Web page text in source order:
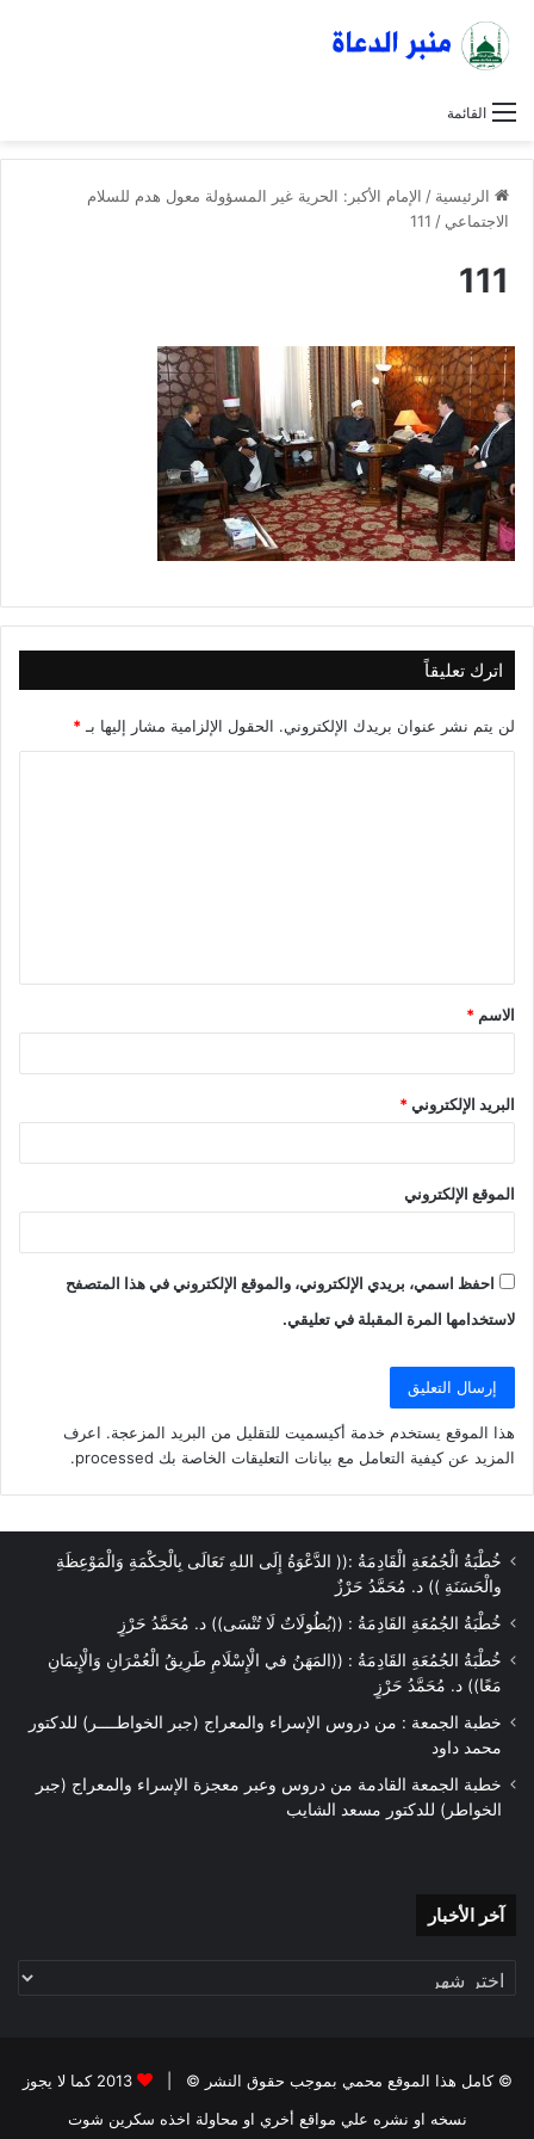
القائمة
الرئيسية / الإمام الأكبر: الحرية غير المسؤولة معول هدم للسلام
الاجتماعي /
111
111
اترك تعليقاً
لن يتم نشر عنوان بريدك الإلكتروني. الحقول الإلزامية مشار إليها بـ *
ق
*
الاسم *
البريد الإلكتروني*
الموقع الإلكتروني
احفظ اسمي، بريدي الإلكتروني، والموقع الإلكتروني في هذا المتصفح
لاستخدامها المرة المقبلة في تعليقي.
هذا الموقع يستخدم خدمة أكيسميت للتقليل من البريد المزعجة. اعرف
المزيد عن كيفية التعامل مع بيانات التعليقات الخاصة بك processed
.
خُطْبَةُ الْجُمُعَةِ الْقَادِمَةُ :(( الدَّعْوَةُ إِلَى اللهِ تَعَالَى بِالْحِكْمَةِ وَالْمَوْعِظَةِ
والْحَسَنَةِ )) د. مُحَمَّدُ حَرْزٌ
خُطْبَةُ الجُمُعَةِ القَادِمَةُ : ((بُطُولَاتٌ لَا تُنْسَى)) د. مُحَمَّدُ حَرْزٍ
خُطْبَةُ الجُمُعَةِ القَادِمَةُ : ((المَهَنُ في الْإِسْلَامِ طَرِيقُ الْعُمْرَانِ وَالْإِيمَانِ
مَعًا)) د. مُحَمَّدُ حَرْزٍ
خطبة الجمعة : من دروس الإسراء والمعراج (جبر الخواطــــر) للدكتور
محمد داود
خطبة الجمعة القادمة من دروس وعبر معجزة الإسراء والمعراج (جبر
الخواطر) للدكتور مسعد الشايب
آخر الأخبار
© كامل هذا الموقع محمي بموجب حقوق النشر © |
2013 كما لا يجوز
نسخه او نشره علي مواقع أخري او محاولة اخذه سكرين شوت